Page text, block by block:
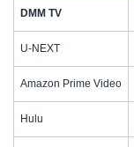
DMM TV
U-NEXT
Amazon Prime Video
Hulu